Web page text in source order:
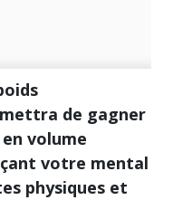
de gagner
volume
votre mental
physiques et